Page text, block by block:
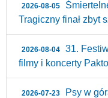
2026-08-05
Tragiczny finał zbyt
2026-08-04
31.
filmy i koncerty
2026-07-23
Psy w